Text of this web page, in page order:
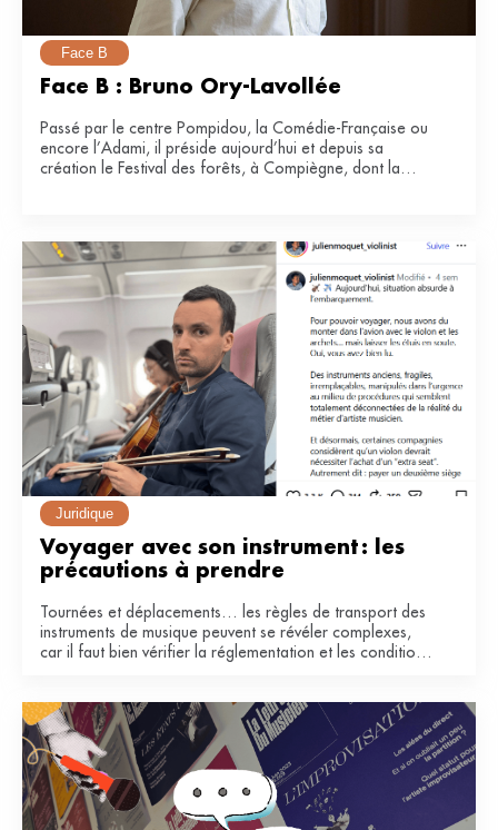
Face B
Face B : Bruno Ory-Lavollée
Passé par le centre Pompidou, la Comédie-Française ou
encore l’Adami, il préside aujourd’hui et depuis sa
création le Festival des forêts, à Compiègne, dont la
Juridique
Voyager avec son instrument : les
précautions à prendre
Tournées et déplacements… les règles de transport des
instruments de musique peuvent se révéler complexes,
car il faut bien vérifier la réglementation et les conditions